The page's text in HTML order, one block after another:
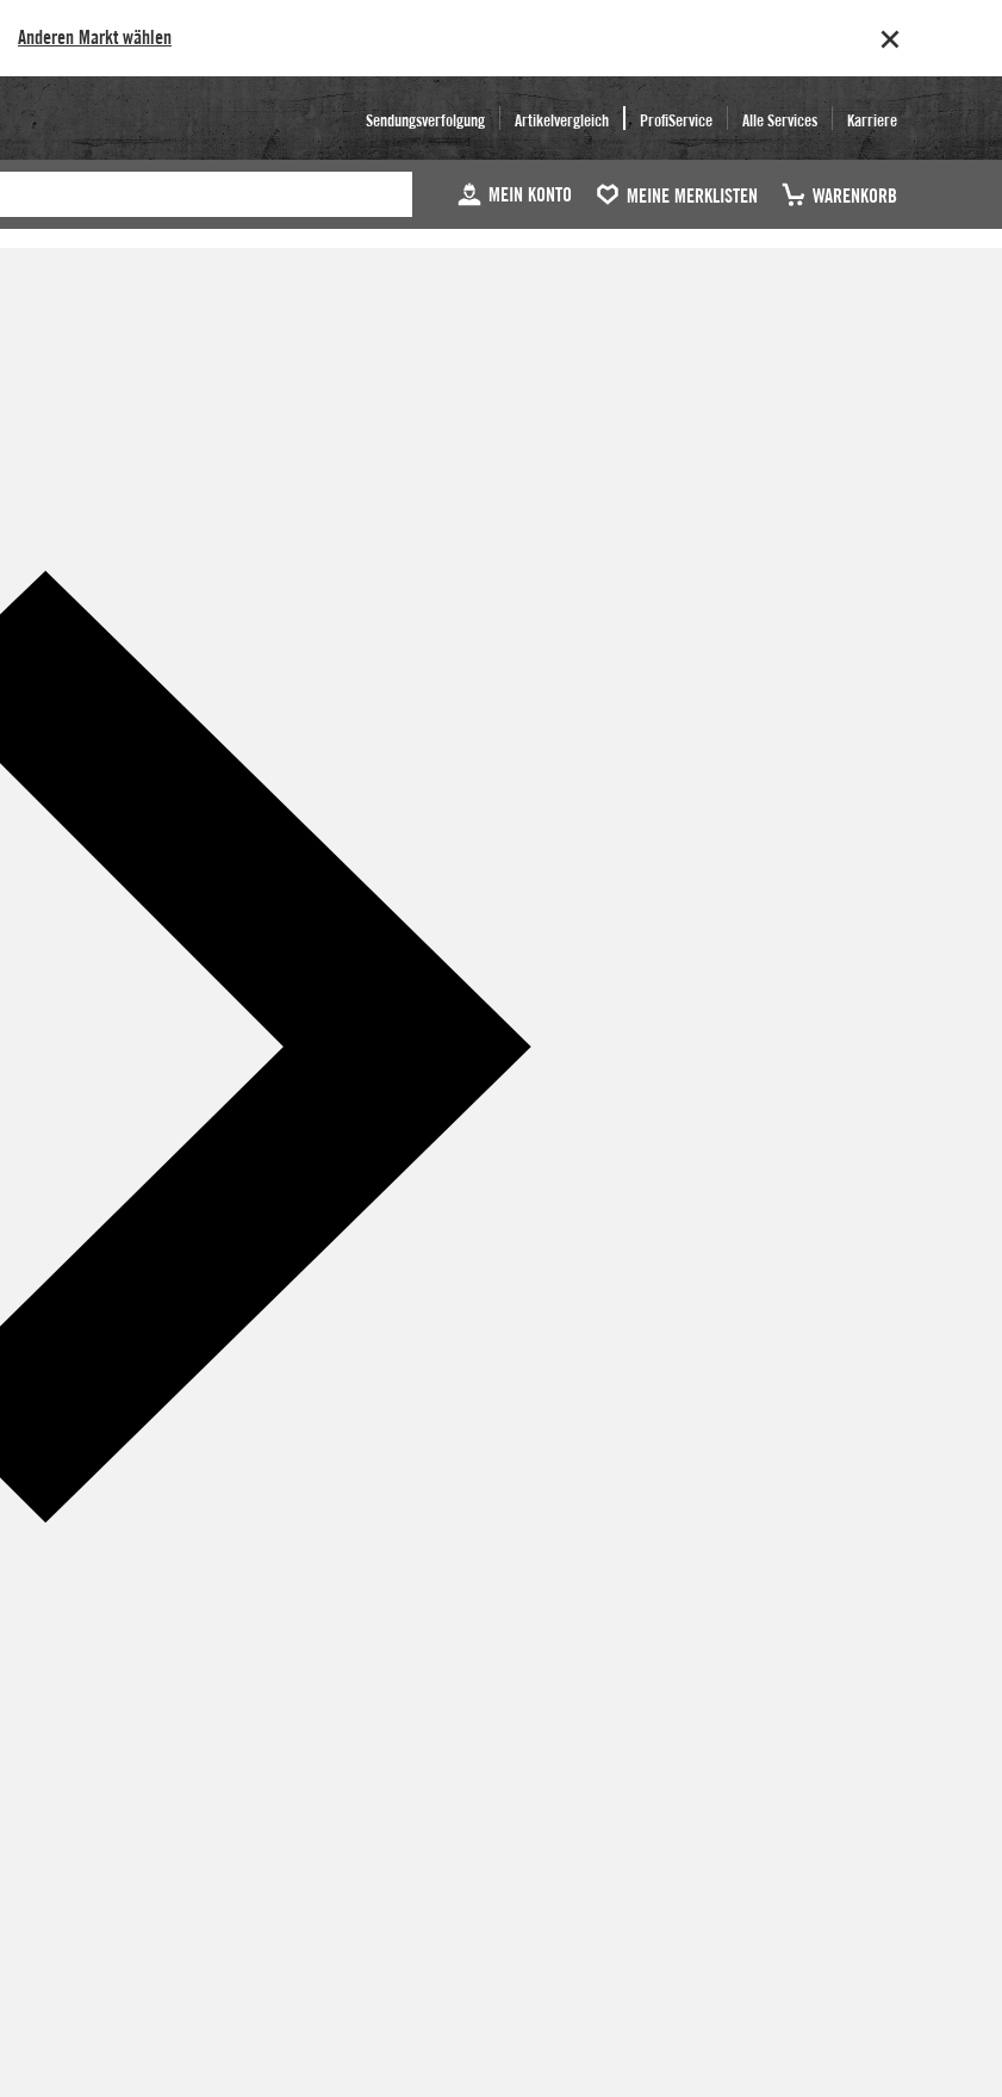
Anderen Markt wählen
Sendungsverfolgung Artikelvergleich ProfiService Alle Services Karriere
MEIN KONTO MEINE MERKLISTEN WARENKORB